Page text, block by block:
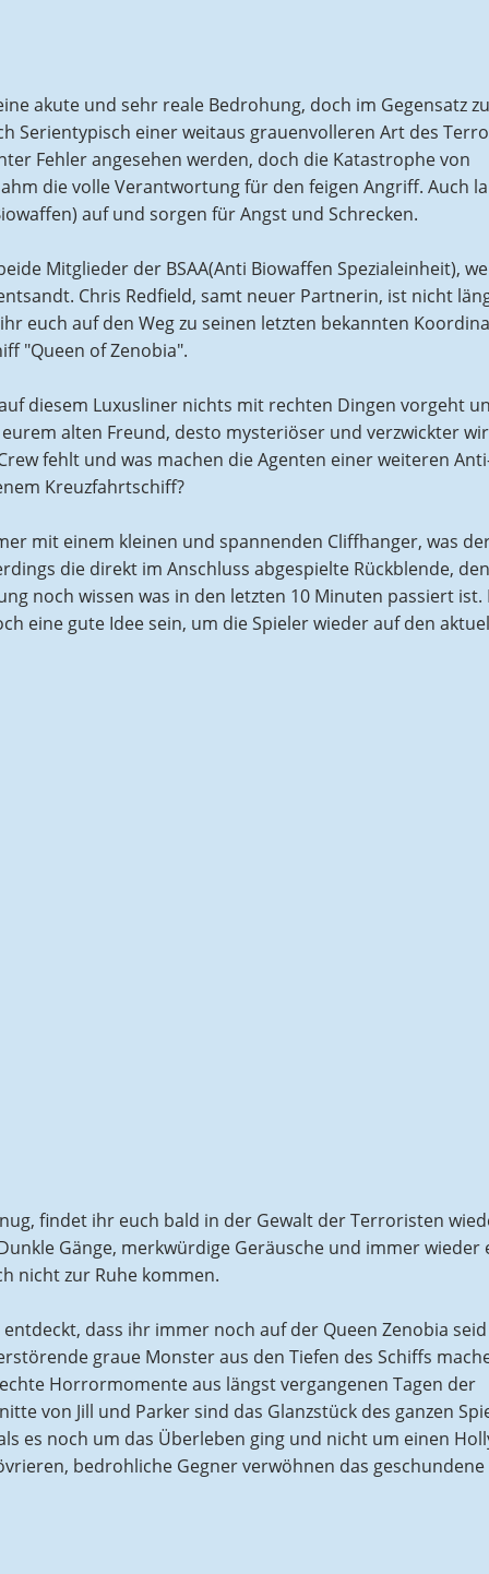
akute und sehr reale Bedrohung, doch im Gegensatz zu
Serientypisch einer weitaus grauenvolleren Art des
Fehler angesehen werden, doch die Katastrophe von
die volle Verantwortung für den feigen Angriff. Auch
auf und sorgen für Angst und Schrecken.
Mitglieder der BSAA(Anti Biowaffen Spezialeinheit),
Chris Redfield, samt neuer Partnerin, ist nicht
euch auf den Weg zu seinen letzten bekannten
"Queen of Zenobia".
diesem Luxusliner nichts mit rechten Dingen vorgeht
alten Freund, desto mysteriöser und verzwickter
fehlt und was machen die Agenten einer weiteren
Kreuzfahrtschiff?
mit einem kleinen und spannenden Cliffhanger, was
die direkt im Anschluss abgespielte Rückblende,
noch wissen was in den letzten 10 Minuten passiert ist.
eine gute Idee sein, um die Spieler wieder auf den
findet ihr euch bald in der Gewalt der Terroristen
Gänge, merkwürdige Geräusche und immer wieder
nicht zur Ruhe kommen.
dass ihr immer noch auf der Queen Zenobia
graue Monster aus den Tiefen des Schiffs
Horrormomente aus längst vergangenen Tagen der
von Jill und Parker sind das Glanzstück des ganzen
es noch um das Überleben ging und nicht um einen
bedrohliche Gegner verwöhnen das geschundene